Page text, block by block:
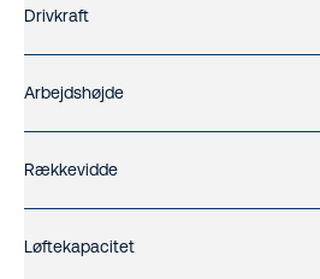
Drivkraft
Arbejdshøjde
Rækkevidde
Løftekapacitet